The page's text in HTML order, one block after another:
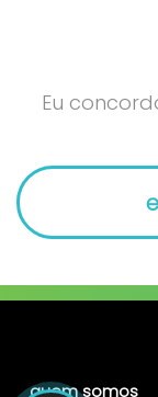
Eu
quem somos